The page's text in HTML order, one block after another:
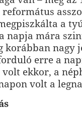
a
napja mára
korábban nagy
erre a
volt ekkor, a
volt a